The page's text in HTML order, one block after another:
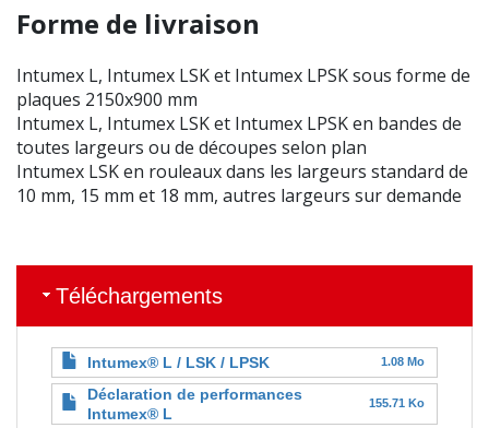
Forme de livraison
Intumex L, Intumex LSK et Intumex LPSK sous forme de
plaques 2150x900 mm
Intumex L, Intumex LSK et Intumex LPSK en bandes de
toutes largeurs ou de découpes selon plan
Intumex LSK en rouleaux dans les largeurs standard de
10 mm, 15 mm et 18 mm, autres largeurs sur demande
Téléchargements
Intumex® L / LSK / LPSK 1.08 Mo
Déclaration de performances
Intumex® L
155.71 Ko